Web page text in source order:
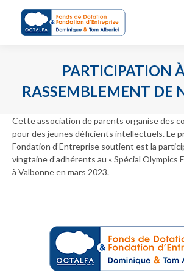
PARTICIPATION
RASSEMBLEMENT DE
Cette association de parents organise des
pour des jeunes déficients intellectuels. Le
Fondation d’Entreprise soutient est la
vingtaine d’adhérents au « Spécial Olympics
à Valbonne en mars 2023.